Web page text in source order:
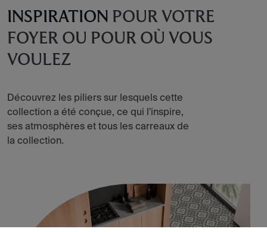
INSPIRATION POUR VOTRE
FOYER OU POUR OÙ VOUS
VOULEZ
Découvrez les piliers sur lesquels cette
collection a été conçue, ce qui l'inspire,
ses atmosphères et tous les carreaux de
la collection.